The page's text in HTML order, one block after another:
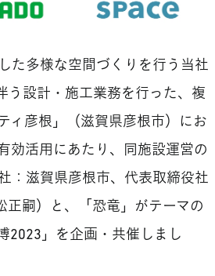
た多様な空間づくりを行う当社
う設計・施工業務を行った、複
ィ彦根」（滋賀県彦根市）にお
効活用にあたり、同施設運営の
：滋賀県彦根市、代表取締役社
正嗣）と、「恐竜」がテーマの
2023」を企画・共催しまし